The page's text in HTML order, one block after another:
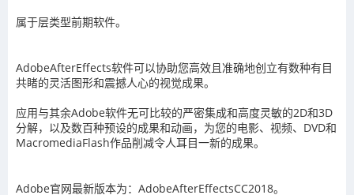
属于层类型前期软件。
AdobeAfterEffects软件可以协助您高效且准确地创立有数种有目
共睹的灵活图形和震撼人心的视觉成果。
应用与其余Adobe软件无可比较的严密集成和高度灵敏的2D和3D
分解，以及数百种预设的成果和动画，为您的电影、视频、DVD和
MacromediaFlash作品削减令人耳目一新的成果。
Adobe官网最新版本为：AdobeAfterEffectsCC2018。